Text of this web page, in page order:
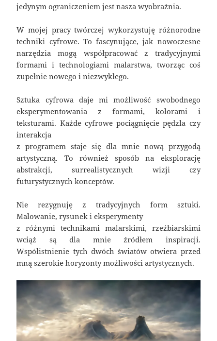
jedynym ograniczeniem jest nasza wyobraźnia.
W mojej pracy twórczej wykorzystuję różnorodne
techniki cyfrowe. To fascynujące, jak nowoczesne
narzędzia mogą współpracować z tradycyjnymi
formami i technologiami malarstwa, tworząc coś
zupełnie nowego i niezwykłego.
Sztuka cyfrowa daje mi możliwość swobodnego
eksperymentowania z formami, kolorami i
teksturami. Każde cyfrowe pociągnięcie pędzla czy
interakcja
z programem staje się dla mnie nową przygodą
artystyczną. To również sposób na eksplorację
abstrakcji, surrealistycznych wizji czy
futurystycznych konceptów.
Nie rezygnuję z tradycyjnych form sztuki.
Malowanie, rysunek i eksperymenty
z różnymi technikami malarskimi, rzeźbiarskimi
wciąż są dla mnie źródłem inspiracji.
Współistnienie tych dwóch światów otwiera przed
mną szerokie horyzonty możliwości artystycznych.